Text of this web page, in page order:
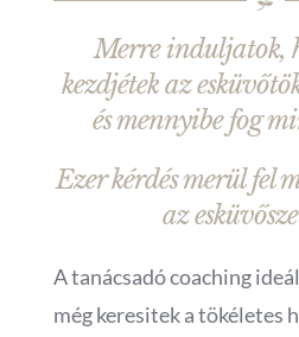
Merre induljatok,
kezdjétek az
és mennyibe fog
Ezer kérdés merül fel
az
A tanácsadó coaching
még keresitek a tökéletes